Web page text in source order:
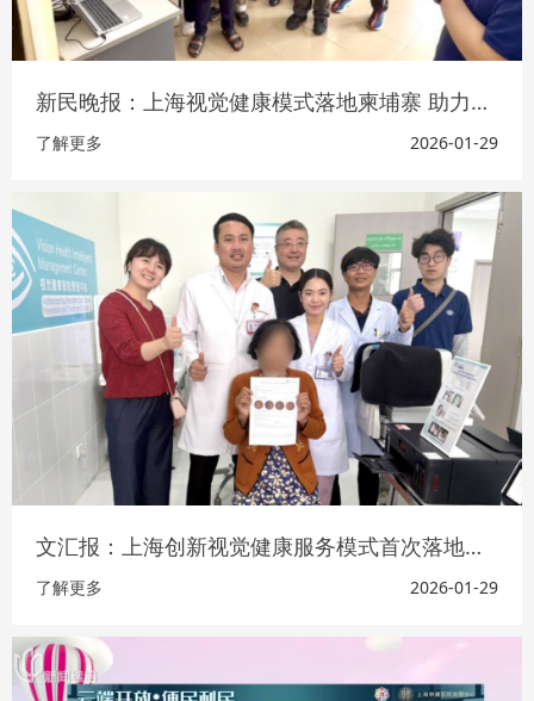
新民晚报：上海视觉健康模式落地柬埔寨 助力中柬卫生健康合作开新局
了解更多 2026-01-29
文汇报：上海创新视觉健康服务模式首次落地海外，柬埔寨百姓尝鲜中国AI技术筛眼病
了解更多 2026-01-29